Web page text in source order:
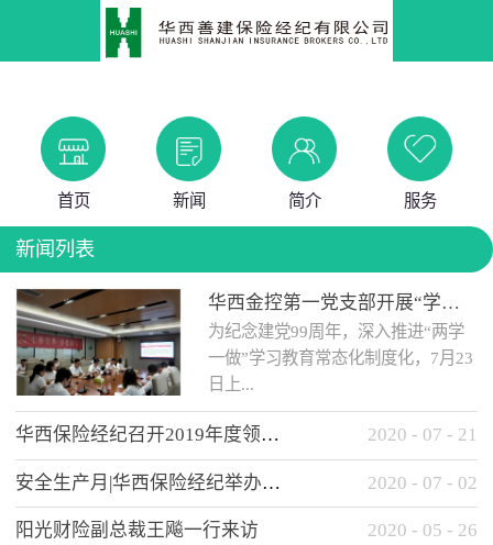
首页 新闻 简介 服务
新闻列表
华西金控第一党支部开展“学党史 知党情 做合格党员”主题教育工作会
为纪念建党99周年，深入推进“两学
一做”学习教育常态化制度化，7月23
日上...
午，华西金控第一党支部举办了“学
党史、知党情、...
华西保险经纪召开2019年度领导班子述职考核工作会 2020 - 07 - 21
安全生产月|华西保险经纪举办应急消防安全知识培训 2020 - 07 - 02
阳光财险副总裁王飚一行来访 2020 - 05 - 26